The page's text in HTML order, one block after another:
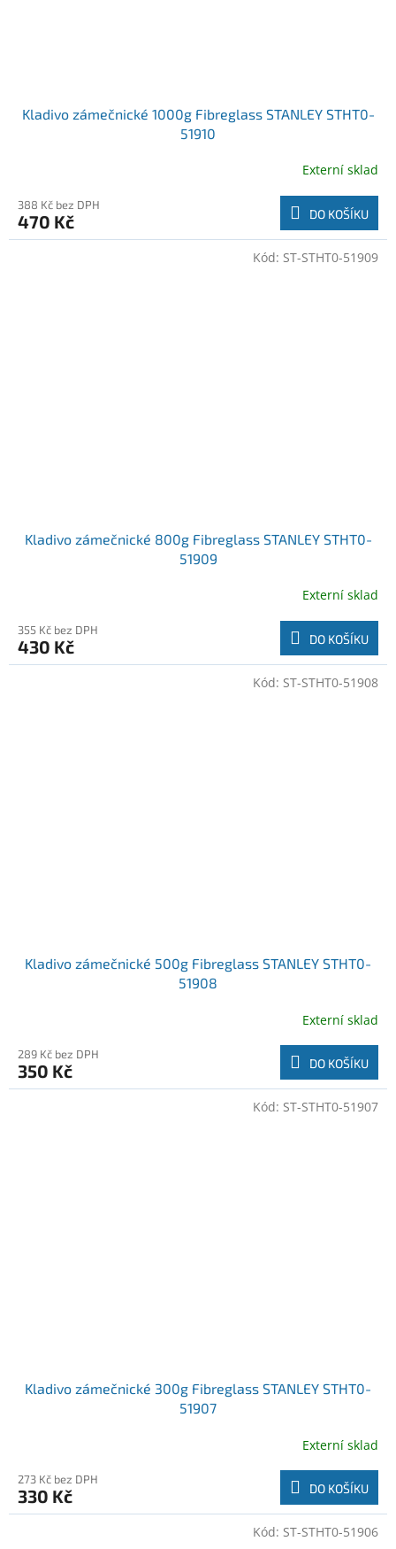
Kladivo zámečnické 1000g Fibreglass STANLEY STHT0-
51910
Externí sklad
388 Kč bez DPH
470 Kč DO KOŠÍKU
Kladivo zámečnické 800g Fibreglass STANLEY STHT0-
51909
Externí sklad
355 Kč bez DPH
430 Kč DO KOŠÍKU
Kód: ST-STHT0-51909
Kladivo zámečnické 500g Fibreglass STANLEY STHT0-
51908
Externí sklad
289 Kč bez DPH
350 Kč DO KOŠÍKU
Kód: ST-STHT0-51908
Kladivo zámečnické 300g Fibreglass STANLEY STHT0-
51907
Externí sklad
273 Kč bez DPH
330 Kč DO KOŠÍKU
Kód: ST-STHT0-51907
Kód: ST-STHT0-51906